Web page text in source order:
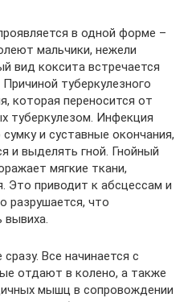
в одной форме –
мальчики, нежели
вид коксита встречается
туберкулезного
которая переносится от
туберкулезом. Инфекция
и суставные окончания,
и выделять гной. Гнойный
мягкие ткани,
Это приводит к абсцессам и
разрушается, что
Все начинается с
отдают в колено, а также
мышц в сопровождении